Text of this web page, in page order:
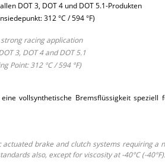
DOT 3, DOT 4 und DOT 5.1-Produkten
312 °C / 594 °F)
racing application
3, DOT 4 and DOT 5.1
Point: 312 °C / 594 °F)
eine vollsynthetische Bremsflüssigkeit
brake and clutch systems requiring a
also, except for viscosity at -40°C (-40°F).